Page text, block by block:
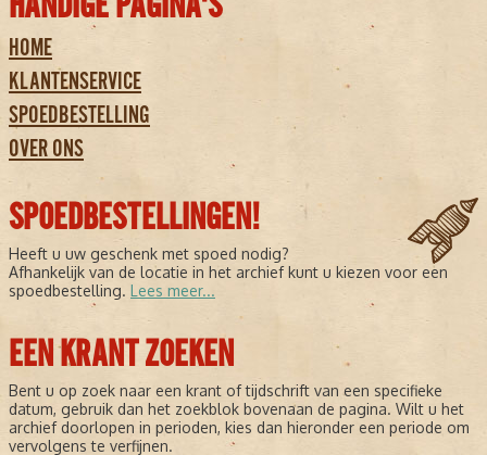
HOME
KLANTENSERVICE
SPOEDBESTELLING
OVER ONS
SPOEDBESTELLINGEN!
Heeft u uw geschenk met spoed nodig?
Afhankelijk van de locatie in het archief kunt u kiezen voor een
spoedbestelling. Lees meer...
EEN KRANT ZOEKEN
Bent u op zoek naar een krant of tijdschrift van een specifieke
datum, gebruik dan het zoekblok bovenaan de pagina. Wilt u het
archief doorlopen in perioden, kies dan hieronder een periode om
vervolgens te verfijnen.